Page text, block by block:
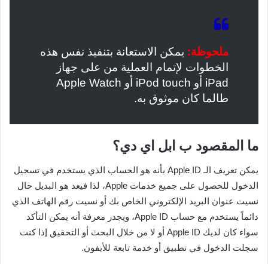
ملحوظة: يمكن الاستعانة بتنفيذ نفس هذه
الخطوات لإتمام العملية من على جهاز
iPad أو iPod touch أو Apple Watch
طالما كان موثوق به.
ما المقصود ب ابل اي دي؟
يمكن تعريف الـ Apple ID بأنه هو الحساب الذي يستخدم في تسجيل
الدخول للحصول على جميع خدمات Apple، لذا فيعد هو البديل حال
نسيت عنوان البريد الإلكتروني الخاص بك أو نسيت رقم الهاتف الذي
دائماً يستخدم مع حساب Apple ID، ويجدر معرفة أنه يمكن التأكد
سواء كان لديك Apple ID أو لا من خلال البحث أو التحقيق إذا كنت
سجلت الدخول في تطبيق أو خدمة تابعة للأيفون.